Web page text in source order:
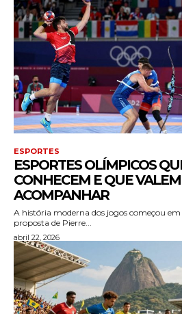
ESPORTES
ESPORTES OLÍMPICOS
CONHECEM E QUE
ACOMPANHAR
A história moderna dos jogos começou
proposta de Pierre...
abril 22, 2026